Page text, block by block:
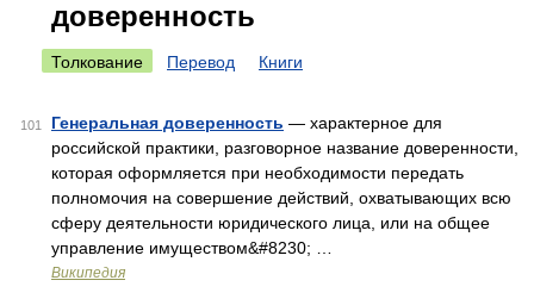
доверенность
Толкование Перевод Книги
101 Генеральная доверенность — характерное для
российской практики, разговорное название доверенности,
которая оформляется при необходимости передать
полномочия на совершение действий, охватывающих всю
сферу деятельности юридического лица, или на общее
управление имуществом&#8230; …
Википедия